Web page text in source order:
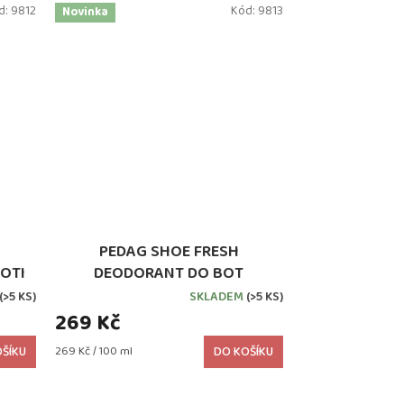
(>5 KS)
9812 Novinka
PEDAG SHOE FRESH
DEODORANT DO BOT
SKLADEM (>5 KS)
269 Kč
Měrná
269 Kč / 100 ml DO KOŠÍKU
Kód: 9813